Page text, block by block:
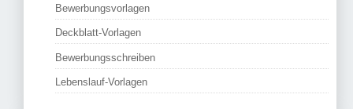
Bewerbungsvorlagen
Deckblatt-Vorlagen
Bewerbungsschreiben
Lebenslauf-Vorlagen